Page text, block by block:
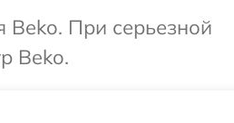
Beko. При серьезной
Beko.